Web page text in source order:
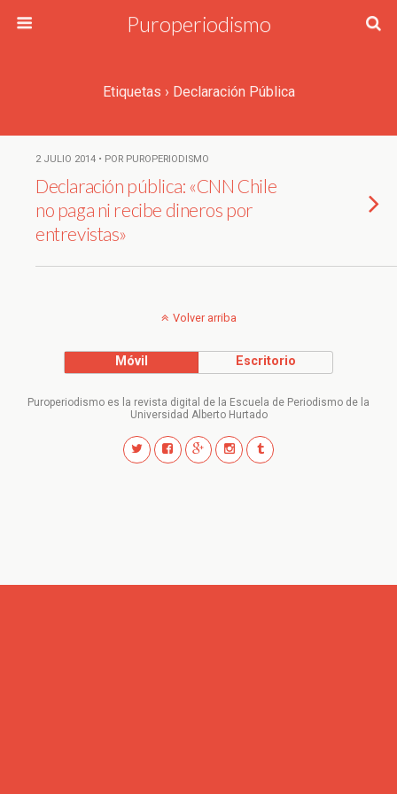
Puroperiodismo
Etiquetas › Declaración Pública
2 JULIO 2014 • POR PUROPERIODISMO
Declaración pública: «CNN Chile
no paga ni recibe dineros por
entrevistas»
Volver arriba
Móvil Escritorio
Puroperiodismo es la revista digital de la Escuela de Periodismo de la
Universidad Alberto Hurtado